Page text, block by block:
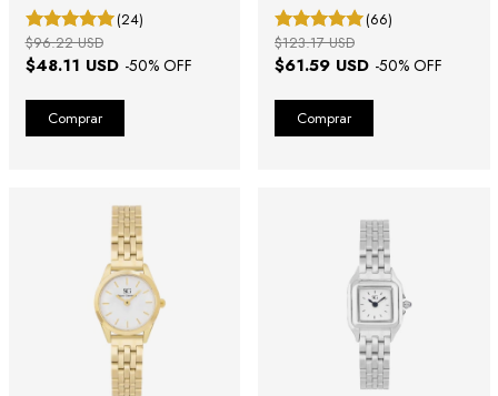
(24)
$48.11 USD -50% OFF
$96.22 USD
(66)
$61.59 USD -50% OFF
$123.17 USD